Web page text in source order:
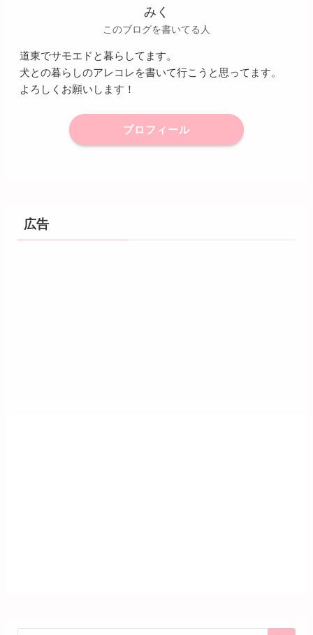
みく
このブログを書いてる人
道東でサモエドと暮らしてます。
犬との暮らしのアレコレを書いて行こうと思ってます。
よろしくお願いします！
プロフィール
広告